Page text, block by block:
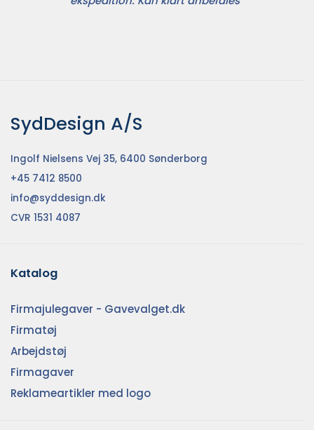
SydDesign A/S
Ingolf Nielsens Vej 35, 6400 Sønderborg
+45 7412 8500
info@syddesign.dk
CVR 1531 4087
Katalog
Firmajulegaver - Gavevalget.dk
Firmatøj
Arbejdstøj
Firmagaver
Reklameartikler med logo